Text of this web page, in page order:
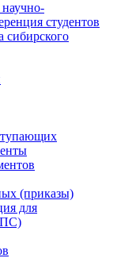
студентов
сибирского
(приказы)
для